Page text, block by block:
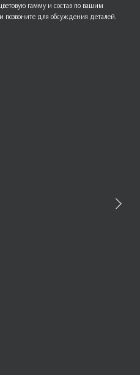
гамму и состав по вашим
для обсуждения деталей.